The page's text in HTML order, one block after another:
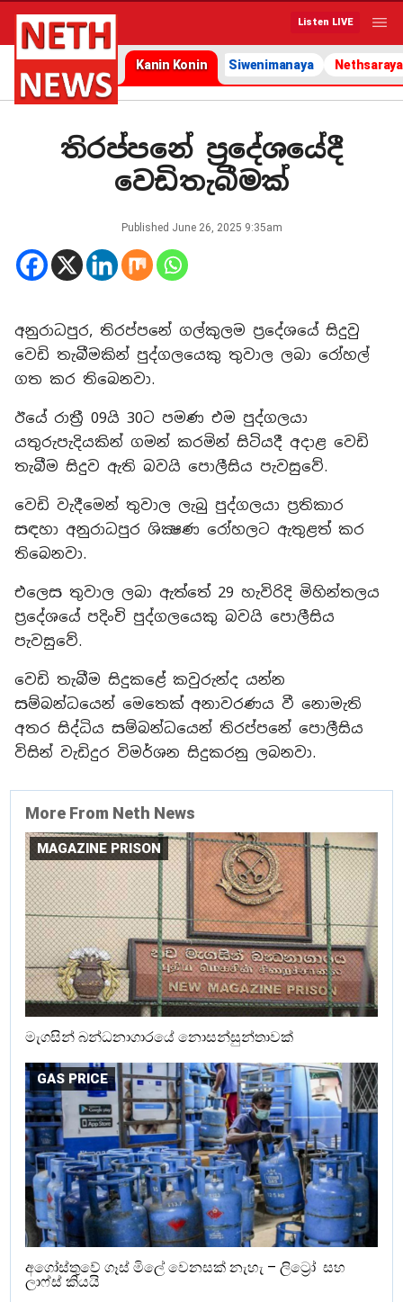
Listen LIVE
Kanin Konin Siwenimanaya Nethsaraya
තිරප්පනේ ප්‍රදේශයේදී
වෙඩිතැබීමක්
Published June 26, 2025 9:35am
අනුරාධපුර, තිරප්පනේ ගල්කුලම ප්‍රදේශයේ සිදුවු
වෙඩි තැබීමකින් පුද්ගලයෙකු තුවාල ලබා රෝහල්
ගත කර තිබෙනවා.
ඊයේ රාත්‍රී 09යි 30ට පමණ එම පුද්ගලයා
යතුරුපැදියකින් ගමන් කරමින් සිටියදී අදාළ වෙඩි
තැබීම සිදුව ඇති බවයි පොලීසිය පැවසුවේ.
වෙඩි වැදීමෙන් තුවාල ලැබු පුද්ගලයා ප්‍රතිකාර
සඳහා අනුරාධපුර ශික්‍ෂණ රෝහලට ඇතුළත් කර
තිබෙනවා.
එලෙස තුවාල ලබා ඇත්තේ 29 හැවිරිදි මිහින්තලය
ප්‍රදේශයේ පදිංචි පුද්ගලයෙකු බවයි පොලීසිය
පැවසුවේ.
වෙඩි තැබීම සිදුකළේ කවුරුන්ද යන්න
සම්බන්ධයෙන් මෙතෙක් අනාවරණය වී නොමැති
අතර සිද්ධිය සම්බන්ධයෙන් තිරප්පනේ පොලීසිය
විසින් වැඩිදුර විමර්ශන සිදුකරනු ලබනවා.
More From Neth News
MAGAZINE PRISON
මැගසින් බන්ධනාගාරයේ නොසන්සුන්තාවක්
GAS PRICE
අගෝස්තුවේ ගෑස් මිලේ වෙනසක් නැහැ – ලිට්‍රෝ සහ
ලාෆ්ස් කියයි